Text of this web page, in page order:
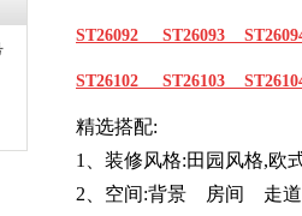
ST26092 ST26093
ST26102 ST26103
精选搭配:
1、装修风格:田园风格,
2、空间:背景 房间